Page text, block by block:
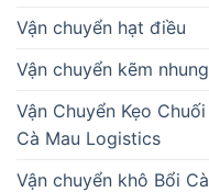
Vận chuyển hạt điều
Vận chuyển kẽm nhung
Vận Chuyển Kẹo
Cà Mau Logistics
Vận chuyển khô Bổi